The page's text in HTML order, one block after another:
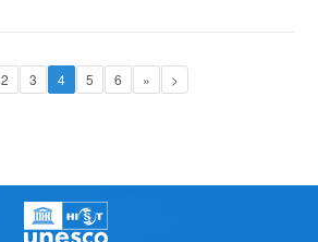
2 3 4 5 6 » >